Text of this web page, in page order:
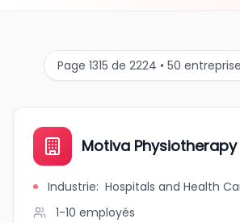
Page 1315 de 2224 • 50
Motiva
Industrie: Hospitals and Health
1-10 employés